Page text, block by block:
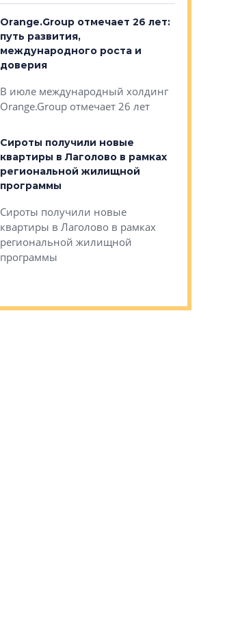
Orange.Group отмечает 26 лет:
путь развития,
международного роста и
доверия
В июле международный холдинг
Orange.Group отмечает 26 лет
Сироты получили новые
квартиры в Лаголово в рамках
региональной жилищной
программы
Сироты получили новые
квартиры в Лаголово в рамках
региональной жилищной
программы